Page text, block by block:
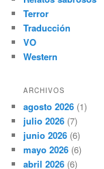
Terror
Traducción
VO
Western
ARCHIVOS
agosto 2026 (1)
julio 2026 (7)
junio 2026 (6)
mayo 2026 (6)
abril 2026 (6)